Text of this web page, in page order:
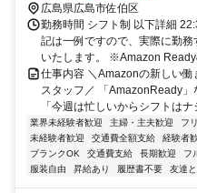
可 ※車、バイク通勤可
広島県広島市佐伯区
勤務時間 シフト制 以下詳細
記は一例ですので、実際に勤
いたします。 ※Amazon Ready
仕事内容 ＼Amazonの新しい
スタッフ／ 「AmazonReady」
「今週は忙しいからシフトは
業界未経験者歓迎 主婦・主夫歓迎 フ
未経験者歓迎
交通費全額支給 経験者
ブランクOK
交通費支給 長期歓迎 フ
服装自由
昇給あり 履歴書不要 友達